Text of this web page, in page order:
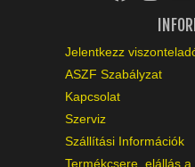
Jelentkezz
ASZF Szabályzat
Kapcsolat
Szerviz
Szállítási Információk
Termékcsere, elállás